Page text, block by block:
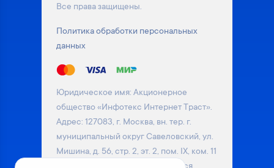
Все права защищены.
Политика обработки персональных
данных
Юридическое имя: Акционерное
общество «Инфотекс Интернет Траст».
Адрес: 127083, г. Москва, вн. тер. г.
муниципальный округ Савеловский, ул.
Мишина, д. 56, стр. 2, эт. 2, пом. IX, ком. 11